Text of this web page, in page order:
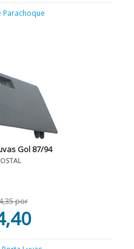
Parachoque
Gol 87/94
por